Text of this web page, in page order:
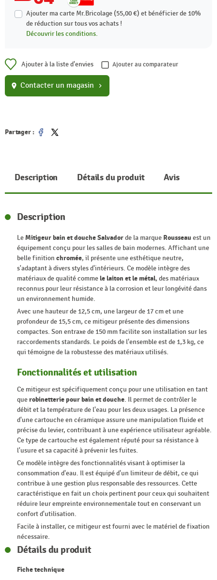
Ajouter ma carte Mr.Bricolage (55,00 €) et bénéficier de 10%
de réduction sur tous vos achats !
Découvrir les conditions.
Ajouter à la liste d'envies Ajouter au comparateur
location_on Contacter un magasin chevron_right
Partager :
Partager
Tweet
Description Détails du produit Avis
Description
LeMitigeur bain et douche Salvadorde la marque Rousseau est un
équipement conçu pour les salles de bain modernes. Affichant une
belle finition chromée, il présente une esthétique neutre,
s'adaptant à divers styles d'intérieurs. Ce modèle intègre des
matériaux de qualité commele laiton et le métal, des matériaux
reconnus pour leur résistance à la corrosion et leur longévité dans
un environnement humide.
Avec une hauteur de 12,5 cm, une largeur de 17 cm et une
profondeur de 15,5 cm, ce mitigeur présente des dimensions
compactes. Son entraxe de 150 mm facilite son installation sur les
raccordements standards. Le poids de l'ensemble est de 1,3 kg, ce
qui témoigne de la robustesse des matériaux utilisés.
Fonctionnalités et utilisation
Ce mitigeur est spécifiquement conçu pour une utilisation en tant
querobinetterie pour bain et douche. Il permet de contrôler le
débit et la température de l'eau pour les deux usages. La présence
d'une cartouche en céramique assure une manipulation fluide et
précise du levier, contribuant à une expérience utilisateur agréable.
Ce type de cartouche est également réputé pour sa résistance à
l'usure et sa capacité à prévenir les fuites.
Ce modèle intègre des fonctionnalités visant à optimiser la
consommation d'eau. Il est équipé d'un limiteur de débit, ce qui
contribue à une gestion plus responsable des ressources. Cette
caractéristique en fait un choix pertinent pour ceux qui souhaitent
réduire leur empreinte environnementale tout en conservant un
confort d'utilisation.
Facile à installer, ce mitigeur est fourni avec le matériel de fixation
nécessaire.
Détails du produit
Fiche technique